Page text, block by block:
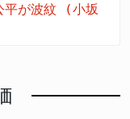
平が波紋 (小坂